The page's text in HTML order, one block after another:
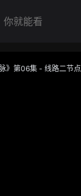
》第06集 - 线路二节点